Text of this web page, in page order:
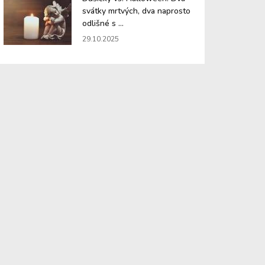
svátky mrtvých, dva naprosto
odlišné s ...
29.10.2025